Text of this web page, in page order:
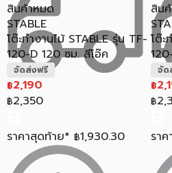
สินค้าหมด
STABLE
โต๊ะทำงานไม้ STABLE รุ่น TF-
120-D 120 ซม. สีโอ๊ค
จัดส่งฟรี
฿2,190
฿2,350
ราคาสุดท้าย* ฿1,930.30
สิน
โต๊ะ
จัด
฿
฿
รา